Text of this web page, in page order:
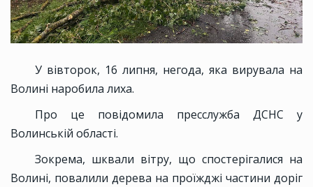
У вівторок, 16 липня, негода, яка вирувала на
Волині наробила лиха.
Про це повідомила пресслужба ДСНС у
Волинській області.
Зокрема, шквали вітру, що спостерігалися на
Волині, повалили дерева на проїжджі частини доріг